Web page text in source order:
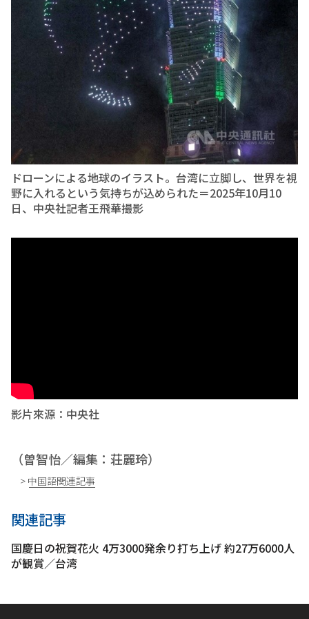
ドローンによる地球のイラスト。台湾に立脚し、世界を視
野に入れるという気持ちが込められた＝2025年10月10
日、中央社記者王飛華撮影
影片來源：中央社
（曽智怡／編集：荘麗玲）
> 中国語関連記事
関連記事
国慶日の祝賀花火 4万3000発余り打ち上げ 約27万6000人
が観賞／台湾